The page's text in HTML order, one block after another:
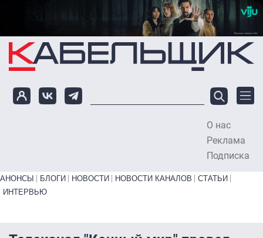
Перейти к основному содержанию
О нас
Реклама
Подписка
Primary links bottom
АНОНСЫ БЛОГИ НОВОСТИ НОВОСТИ КАНАЛОВ
СТАТЬИ
ИНТЕРВЬЮ